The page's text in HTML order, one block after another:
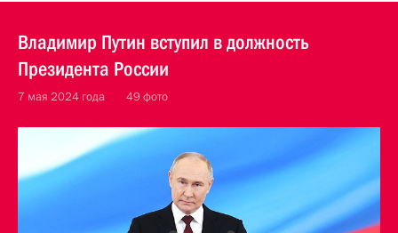
Владимир Путин вступил в должность
Президента России
7 мая 2024 года 49 фото